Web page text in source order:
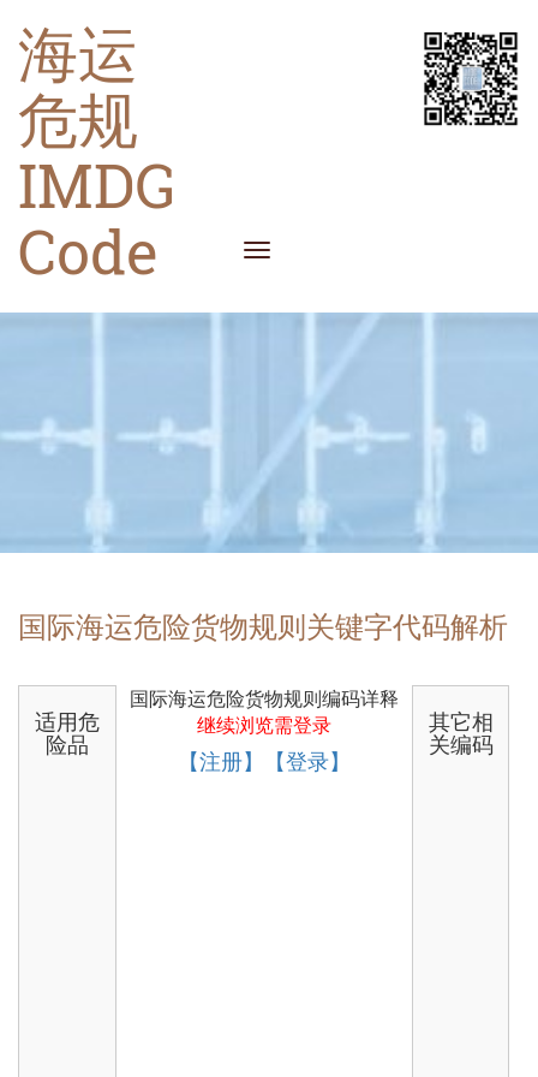
海运
危规
IMDG
Code
国际海运危险货物规则关键字代码解析
适用危
险品
国际海运危险货物规则编码详释
继续浏览需登录
【注册】【登录】
其它相
关编码